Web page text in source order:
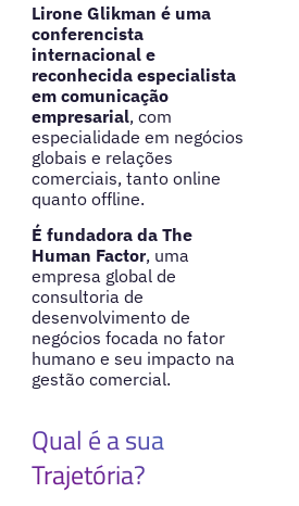
Lirone Glikman é uma
conferencista
internacional e
reconhecida especialista
em comunicação
empresarial, com
especialidade em negócios
globais e relações
comerciais, tanto online
quanto offline.
É fundadora da The
Human Factor, uma
empresa global de
consultoria de
desenvolvimento de
negócios focada no fator
humano e seu impacto na
gestão comercial.
Qual é a sua
Trajetória?